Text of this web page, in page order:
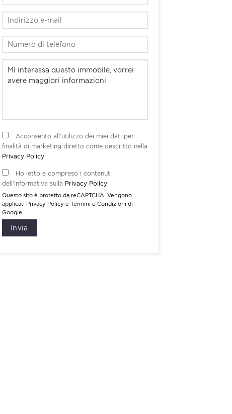
Acconsento all’utilizzo dei miei dati per
finalità di marketing diretto come descritto nella
Privacy Policy
Ho letto e compreso i contenuti
dell’informativa sulla Privacy Policy
Questo sito è protetto da reCAPTCHA. Vengono
applicati Privacy Policy e Termini e Condizioni di
Google.
Invia